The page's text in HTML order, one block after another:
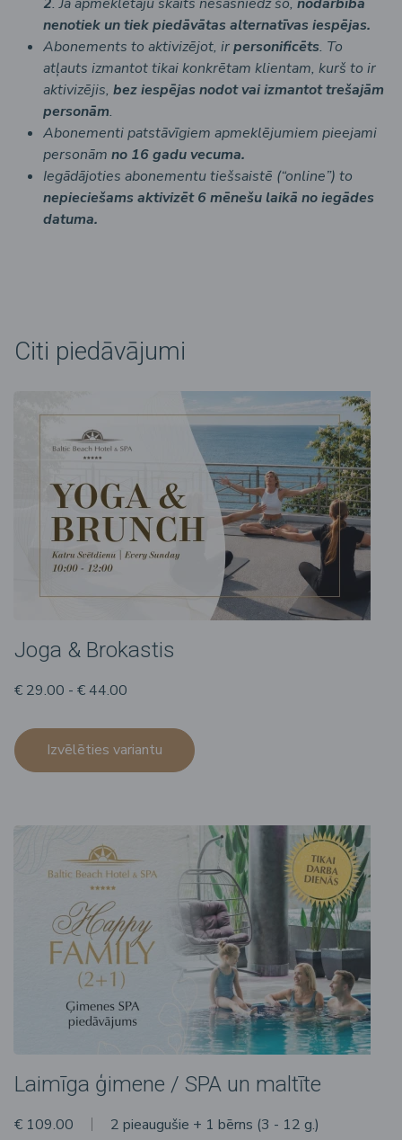
nenotiek un tiek piedāvātas alternatīvas iespējas.
Abonements to aktivizējot, irpersonificēts. To
atļauts izmantot tikai konkrētam klientam, kurš to ir
aktivizējis, bez iespējas nodot vai izmantot trešajām
personām.
Abonementi patstāvīgiem apmeklējumiem pieejami
personām no 16 gadu vecuma.
Iegādājoties abonementu tiešsaistē (“online”) to
nepieciešams aktivizēt 6 mēnešu laikā no iegādes
datuma.
Citi piedāvājumi
Joga & Brokastis
€ 29.00 - € 44.00
Izvēlēties variantu
Laimīga ģimene / SPA un maltīte
€ 109.00 2 pieaugušie + 1 bērns (3 - 12 g.)